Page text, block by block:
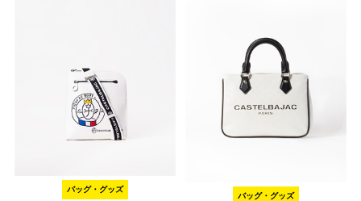
バッグ・グッズ
バッグ・グッズ